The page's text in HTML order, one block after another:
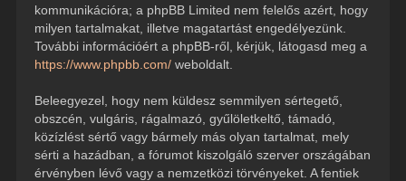
kommunikációra; a phpBB Limited nem felelős azért, hogy
milyen tartalmakat, illetve magatartást engedélyezünk.
További információért a phpBB-ről, kérjük, látogasd meg a
https://www.phpbb.com/weboldalt.
Beleegyezel, hogy nem küldesz semmilyen sértegető,
obszcén, vulgáris, rágalmazó, gyűlöletkeltő, támadó,
közízlést sértő vagy bármely más olyan tartalmat, mely
sérti a hazádban, a fórumot kiszolgáló szerver országában
érvényben lévő vagy a nemzetközi törvényeket. A fentiek